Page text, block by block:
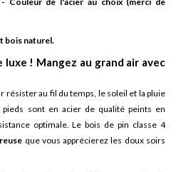
bois naturel.
! Mangez au grand air avec
résister au fil du temps, le soleil et la pluie
sont en acier de qualité peints en
optimale. Le bois de pin classe 4
que vous apprécierez les doux soirs